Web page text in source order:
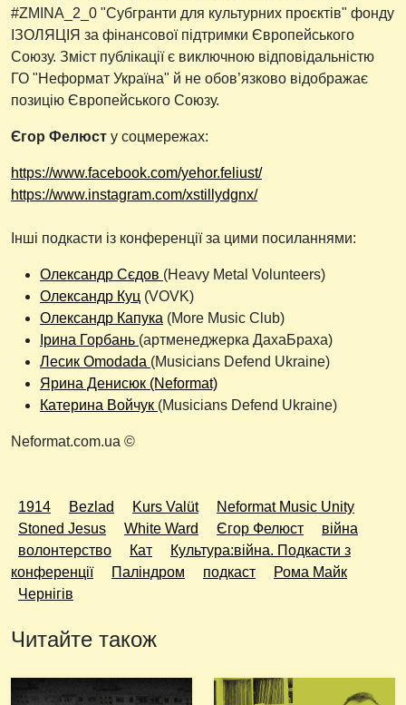
#ZMINA_2_0 "Субгранти для культурних проєктів" фонду
ІЗОЛЯЦІЯ за фінансової підтримки Європейського
Союзу. Зміст публікації є виключною відповідальністю
ГО "Неформат Україна" й не обов’язково відображає
позицію Європейського Союзу.
Єгор Фелюст у соцмережах:
https://www.facebook.com/yehor.feliust/
https://www.instagram.com/xstillydgnx/
Інші подкасти із конференції за цими посиланнями:
Олександр Сєдов (Heavy Metal Volunteers)
Олександр Куц (VOVK)
Олександр Капука (More Music Club)
Ірина Горбань (артменеджерка ДахаБраха)
Лесик Omodada (Musicians Defend Ukraine)
Ярина Денисюк (Neformat)
Катерина Войчук (Musicians Defend Ukraine)
Neformat.com.ua ©
1914 Bezlad Kurs Valüt
Neformat Music Unity
Stoned Jesus
White Ward Єгор Фелюст
війна
волонтерство
Кат
Культура:війна. Подкасти з
конференції
Паліндром подкаст
Рома Майк
Чернігів
Читайте також